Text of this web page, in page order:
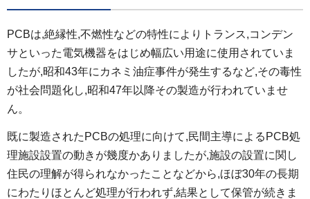
PCBは,絶縁性,不燃性などの特性によりトランス,コンデン
サといった電気機器をはじめ幅広い用途に使用されていま
したが,昭和43年にカネミ油症事件が発生するなど,その毒性
が社会問題化し,昭和47年以降その製造が行われていませ
ん。
既に製造されたPCBの処理に向けて,民間主導によるPCB処
理施設設置の動きが幾度かありましたが,施設の設置に関し
住民の理解が得られなかったことなどから,ほぼ30年の長期
にわたりほとんど処理が行われず,結果として保管が続きま